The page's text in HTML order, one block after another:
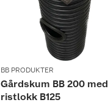
BB PRODUKTER
Gårdskum BB 200 med
ristlokk B125